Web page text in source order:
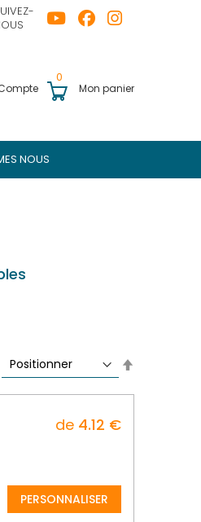
Mon panier
0
NOUS
de 4.12 €
PERSONNALISER